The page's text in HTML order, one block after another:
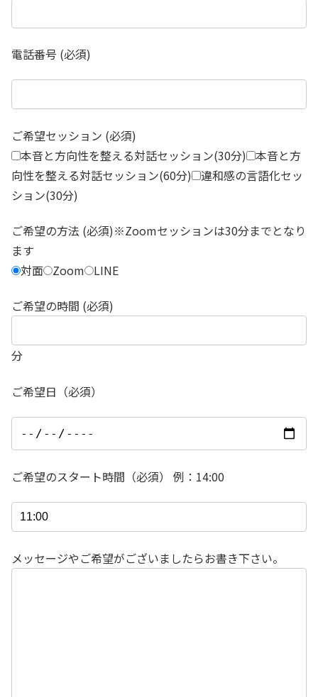
電話番号 (必須)
ご希望セッション (必須)
本音と方向性を整える対話セッション(30分) 本音と方
向性を整える対話セッション(60分) 違和感の言語化セッ
ション(30分)
ご希望の方法 (必須)※Zoomセッションは30分までとなり
ます
対面 Zoom LINE
ご希望の時間 (必須)
分
ご希望日（必須）
ご希望のスタート時間（必須） 例：14:00
メッセージやご希望がございましたらお書き下さい。